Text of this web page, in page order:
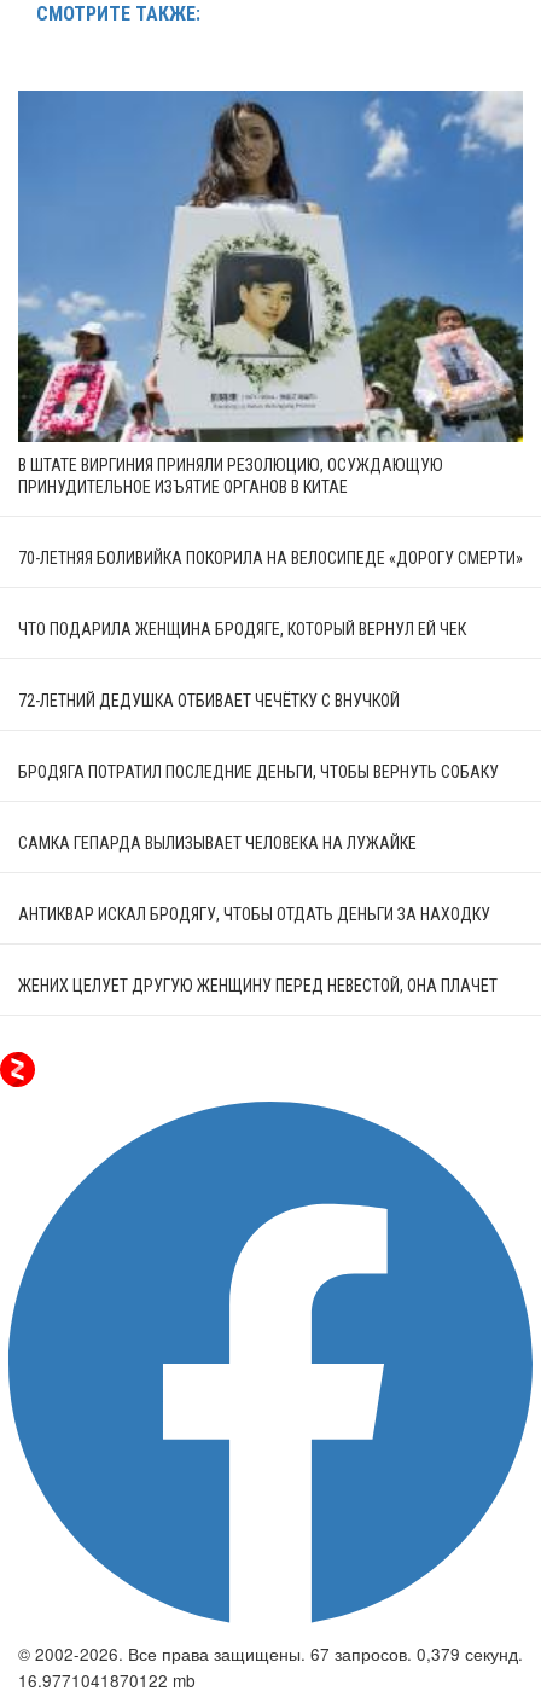
СМОТРИТЕ ТАКЖЕ:
В ШТАТЕ ВИРГИНИЯ ПРИНЯЛИ РЕЗОЛЮЦИЮ, ОСУЖДАЮЩУЮ
ПРИНУДИТЕЛЬНОЕ ИЗЪЯТИЕ ОРГАНОВ В КИТАЕ
70-ЛЕТНЯЯ БОЛИВИЙКА ПОКОРИЛА НА ВЕЛОСИПЕДЕ «ДОРОГУ СМЕРТИ»
ЧТО ПОДАРИЛА ЖЕНЩИНА БРОДЯГЕ, КОТОРЫЙ ВЕРНУЛ ЕЙ ЧЕК
72-ЛЕТНИЙ ДЕДУШКА ОТБИВАЕТ ЧЕЧЁТКУ С ВНУЧКОЙ
БРОДЯГА ПОТРАТИЛ ПОСЛЕДНИЕ ДЕНЬГИ, ЧТОБЫ ВЕРНУТЬ СОБАКУ
САМКА ГЕПАРДА ВЫЛИЗЫВАЕТ ЧЕЛОВЕКА НА ЛУЖАЙКЕ
АНТИКВАР ИСКАЛ БРОДЯГУ, ЧТОБЫ ОТДАТЬ ДЕНЬГИ ЗА НАХОДКУ
ЖЕНИХ ЦЕЛУЕТ ДРУГУЮ ЖЕНЩИНУ ПЕРЕД НЕВЕСТОЙ, ОНА ПЛАЧЕТ
© 2002-2026. Все права защищены. 67 запросов. 0,379 секунд.
16.9771041870122 mb